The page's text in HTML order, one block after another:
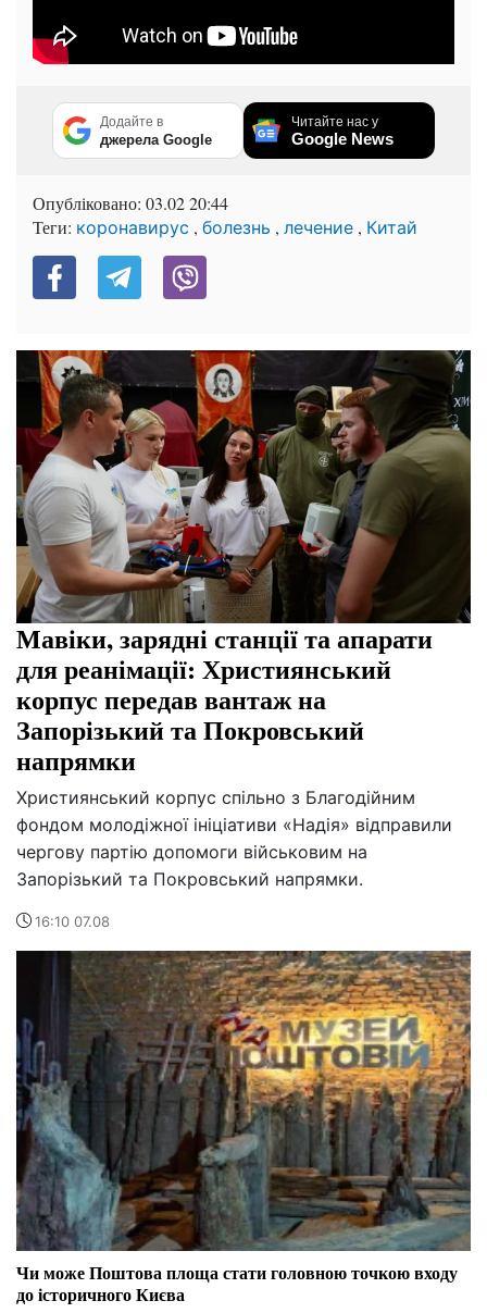
Додайте в
джерела Google
Читайте нас у
Google News
Опубліковано: 03.02 20:44
Теги: коронавирус , болезнь , лечение , Китай
Мавіки, зарядні станції та апарати
для реанімації: Християнський
корпус передав вантаж на
Запорізький та Покровський
напрямки
Християнський корпус спільно з Благодійним
фондом молодіжної ініціативи «Надія» відправили
чергову партію допомоги військовим на
Запорізький та Покровський напрямки.
16:10 07.08
Чи може Поштова площа стати головною точкою входу
до історичного Києва